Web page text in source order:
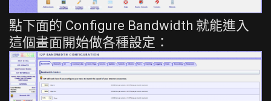
點下面的 Configure Bandwidth 就能進入
這個畫面開始做各種設定：